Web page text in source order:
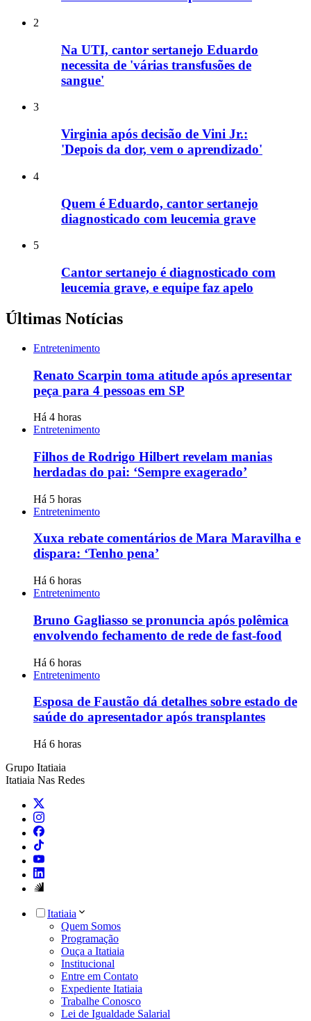
2
Na UTI, cantor sertanejo Eduardo
necessita de 'várias transfusões de
sangue'
3
Virginia após decisão de Vini Jr.:
'Depois da dor, vem o aprendizado'
4
Quem é Eduardo, cantor sertanejo
diagnosticado com leucemia grave
5
Cantor sertanejo é diagnosticado com
leucemia grave, e equipe faz apelo
Últimas Notícias
Entretenimento
Renato Scarpin toma atitude após apresentar
peça para 4 pessoas em SP
Há 4 horas
Entretenimento
Filhos de Rodrigo Hilbert revelam manias
herdadas do pai: ‘Sempre exagerado’
Há 5 horas
Entretenimento
Xuxa rebate comentários de Mara Maravilha e
dispara: ‘Tenho pena’
Há 6 horas
Entretenimento
Bruno Gagliasso se pronuncia após polêmica
envolvendo fechamento de rede de fast-food
Há 6 horas
Entretenimento
Esposa de Faustão dá detalhes sobre estado de
saúde do apresentador após transplantes
Há 6 horas
Grupo Itatiaia
Itatiaia Nas Redes
Itatiaia
Quem Somos
Programação
Ouça a Itatiaia
Institucional
Entre em Contato
Expediente Itatiaia
Trabalhe Conosco
Lei de Igualdade Salarial